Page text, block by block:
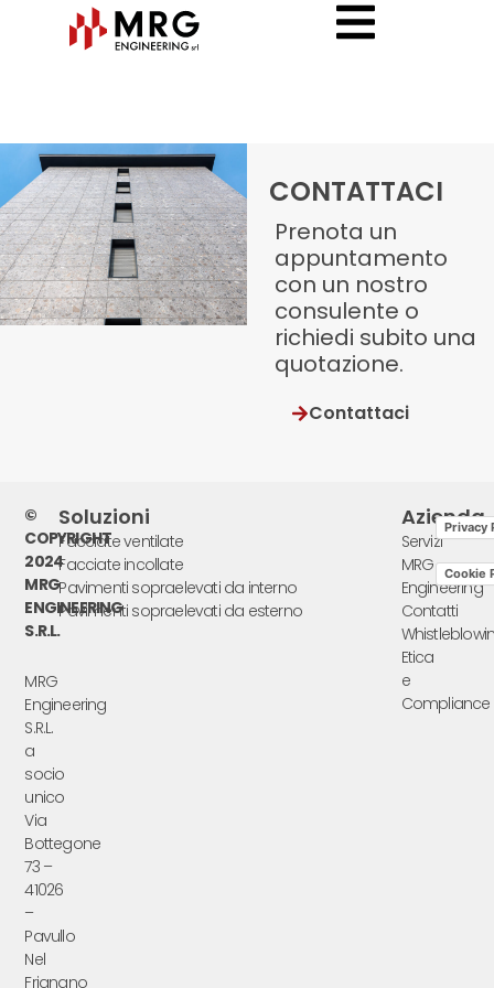
CONTATTACI
Prenota un
appuntamento
con un nostro
consulente o
richiedi subito una
quotazione.
Contattaci
©
COPYRIGHT
2024
MRG
ENGINEERING
S.R.L.
MRG
Engineering
S.R.L.
a
socio
unico
Via
Bottegone
73 –
41026
–
Pavullo
Nel
Frignano
Soluzioni
Facciate ventilate
Facciate incollate
Pavimenti sopraelevati da interno
Pavimenti sopraelevati da esterno
Azienda
Servizi
MRG
Engineering
Contatti
Etica
e
Compliance
Privacy
Cookie